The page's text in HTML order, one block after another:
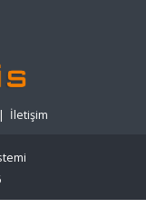
| İletişim